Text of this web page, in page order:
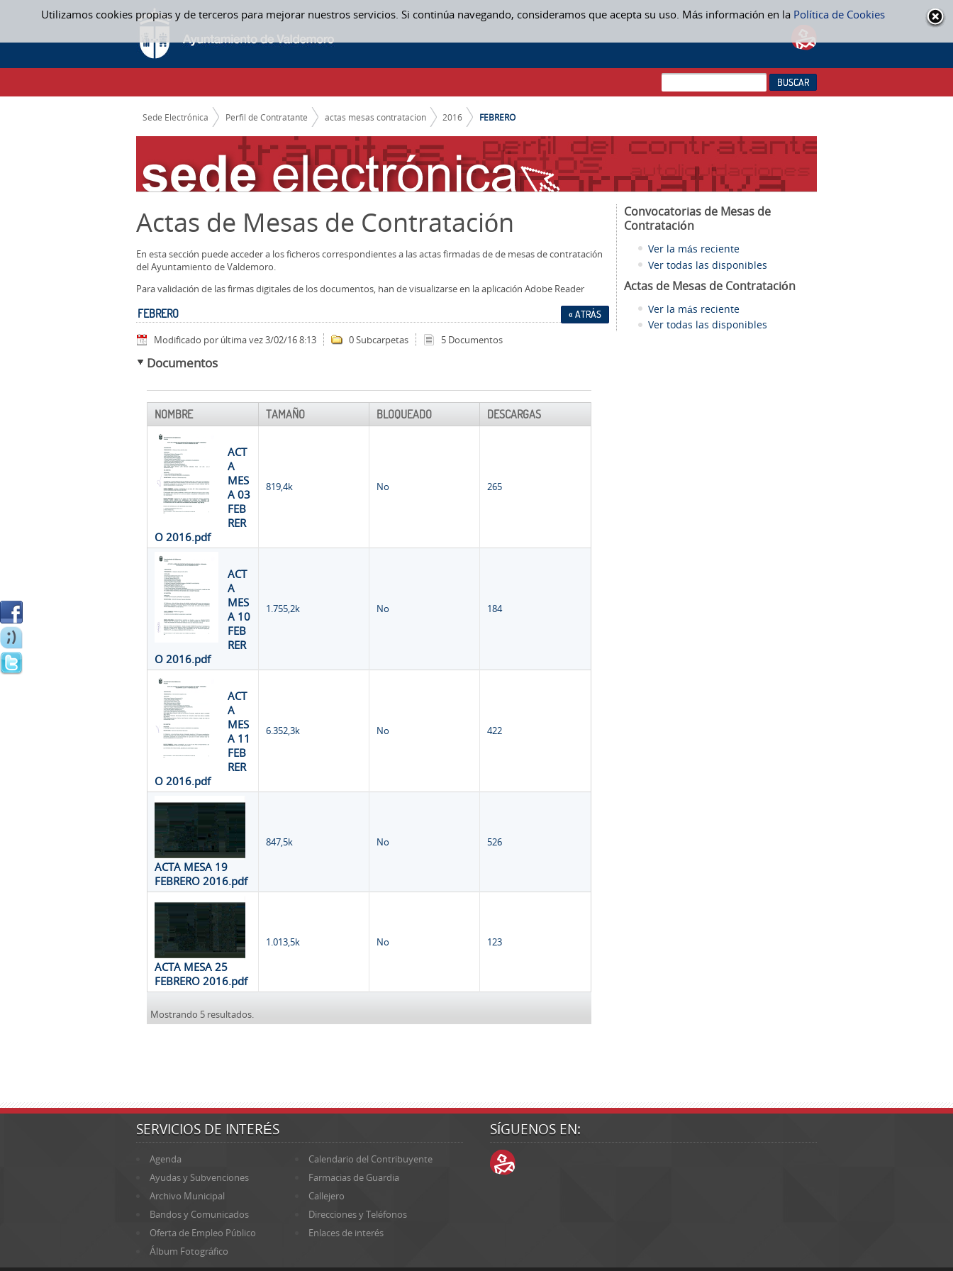
Utilizamos cookies propias y de terceros para mejorar nuestros servicios. Si continúa navegando, consideramos que acepta su uso. Más información en la Política de Cookies
Saltar al contenido
FEBRERO - ACTAS MESAS CONTRATACION
CAMINO DE MIGAS
Sede Electrónica Perfil de Contratante actas mesas contratacion 2016 FEBRERO
Actas de Mesas de Contratación
En esta sección puede acceder a los ficheros correspondientes a las actas firmadas de de mesas de contratación
del Ayuntamiento de Valdemoro.
Para validación de las firmas digitales de los documentos, han de visualizarse en la aplicación Adobe Reader
« ATRÁS
FEBRERO
Modificado por última vez 3/02/16 8:13 0 Subcarpetas 5 Documentos
Documentos
NOMBRE TAMAÑO BLOQUEADO DESCARGAS
ACT
A
MES
A 03
FEB
RER
O 2016.pdf
819,4k No 265
ACT
A
MES
A 10
FEB
RER
O 2016.pdf
1.755,2k No 184
ACT
A
MES
A 11
FEB
RER
O 2016.pdf
6.352,3k No 422
ACTA MESA 19
FEBRERO 2016.pdf
847,5k No 526
ACTA MESA 25
FEBRERO 2016.pdf
1.013,5k No 123
Mostrando 5 resultados.
Convocatorias de Mesas de
Contratación
Ver la más reciente
Ver todas las disponibles
Actas de Mesas de Contratación
Ver la más reciente
Ver todas las disponibles
SERVICIOS DE INTERÉS
Agenda
Calendario del Contribuyente
Ayudas y Subvenciones
Farmacias de Guardia
Archivo Municipal
Callejero
Bandos y Comunicados
Direcciones y Teléfonos
Oferta de Empleo Público
Enlaces de interés
Álbum Fotográfico
SÍGUENOS EN: